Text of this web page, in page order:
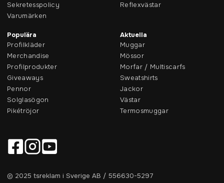
Sekretesspolicy
Varumärken
Reflexvästar
Populära
Profilkläder
Merchandise
Profilprodukter
Giveaways
Pennor
Solglasögon
Pikétröjor
Aktuella
Muggar
Mössor
Morfar / Multiscarfs
Sweatshirts
Jackor
Västar
Termosmuggar
© 2025 tsreklam i Sverige AB / 556630-5297